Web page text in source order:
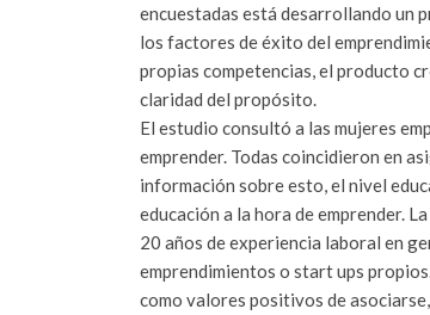
encuestadas está desarrollando un
los factores de éxito del
propias competencias, el producto
claridad del propósito.
El estudio consultó a las mujeres
emprender. Todas coincidieron en
información sobre esto, el nivel
educación a la hora de emprender.
20 años de experiencia laboral en
emprendimientos o start ups
como valores positivos de